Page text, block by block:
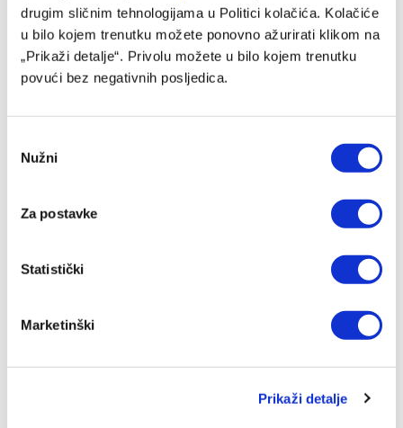
drugim sličnim tehnologijama u Politici kolačića. Kolačiće
u bilo kojem trenutku možete ponovno ažurirati klikom na
„Prikaži detalje“. Privolu možete u bilo kojem trenutku
povući bez negativnih posljedica.
Selection
Nužni
Za postavke
Statistički
Marketinški
Prikaži detalje